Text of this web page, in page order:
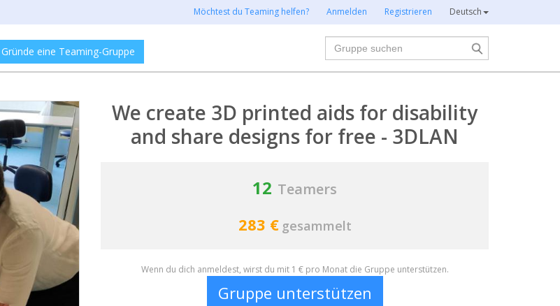
Möchtest du Teaming helfen? Anmelden Registrieren Deutsch
Gründe eine Teaming-Gruppe
Suche
We create 3D printed aids for disability
and share designs for free - 3DLAN
12 Teamers
283 € gesammelt
Wenn du dich anmeldest, wirst du mit 1 € pro Monat die Gruppe unterstützen.
Gruppe unterstützen